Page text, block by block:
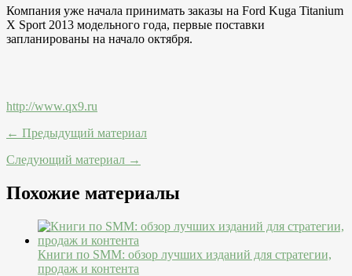
Компания уже начала принимать заказы на Ford Kuga Titanium
X Sport 2013 модельного года, первые поставки
запланированы на начало октября.
http://www.qx9.ru
← Предыдущий материал
Следующий материал →
Похожие материалы
Книги по SMM: обзор лучших изданий для стратегии,
продаж и контента